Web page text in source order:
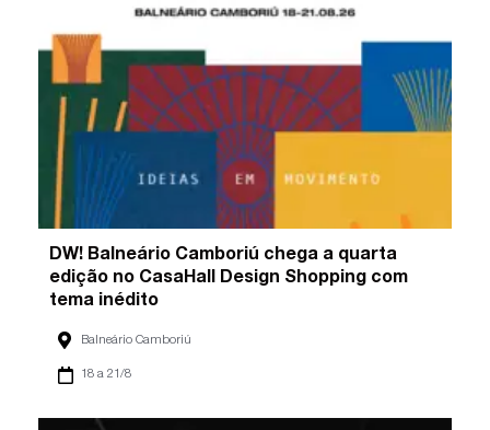
DW! Balneário Camboriú chega a quarta
edição no CasaHall Design Shopping com
tema inédito
Balneário Camboriú
18 a 21/8